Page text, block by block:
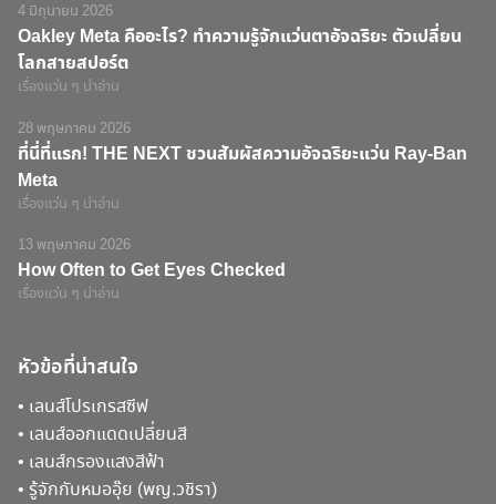
4 มิถุนายน 2026
Oakley Meta คืออะไร? ทำความรู้จักแว่นตาอัจฉริยะ ตัวเปลี่ยน
โลกสายสปอร์ต
เรื่องแว่น ๆ น่าอ่าน
28 พฤษภาคม 2026
ที่นี่ที่แรก! THE NEXT ชวนสัมผัสความอัจฉริยะแว่น Ray-Ban
Meta
เรื่องแว่น ๆ น่าอ่าน
13 พฤษภาคม 2026
How Often to Get Eyes Checked
เรื่องแว่น ๆ น่าอ่าน
หัวข้อที่น่าสนใจ
• เลนส์โปรเกรสซีฟ
• เลนส์ออกแดดเปลี่ยนสี
• เลนส์กรองแสงสีฟ้า
• รู้จักกับหมออุ๊ย (พญ.วชิรา)